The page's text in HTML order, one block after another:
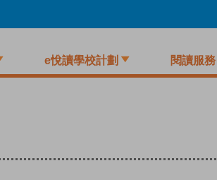
e悅讀學校計劃 閱讀服務